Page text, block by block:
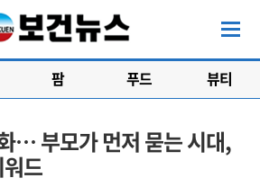
팜 푸드 뷰티
… 부모가 먼저 묻는 시대,
드